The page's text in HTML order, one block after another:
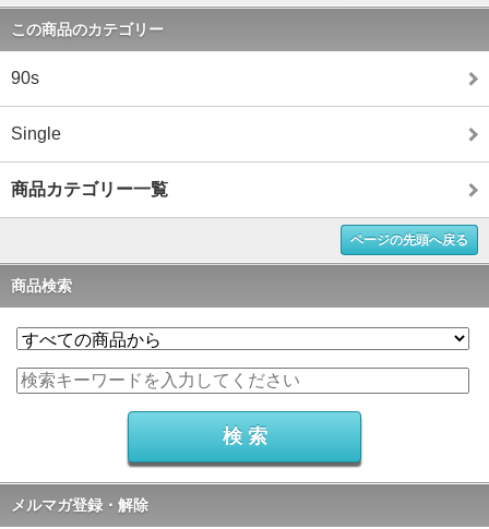
この商品のカテゴリー
90s
Single
商品カテゴリー一覧
ページの先頭へ戻る
商品検索
メルマガ登録・解除